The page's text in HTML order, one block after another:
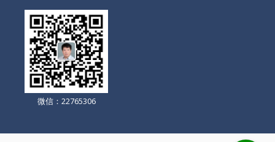
微信：22765306